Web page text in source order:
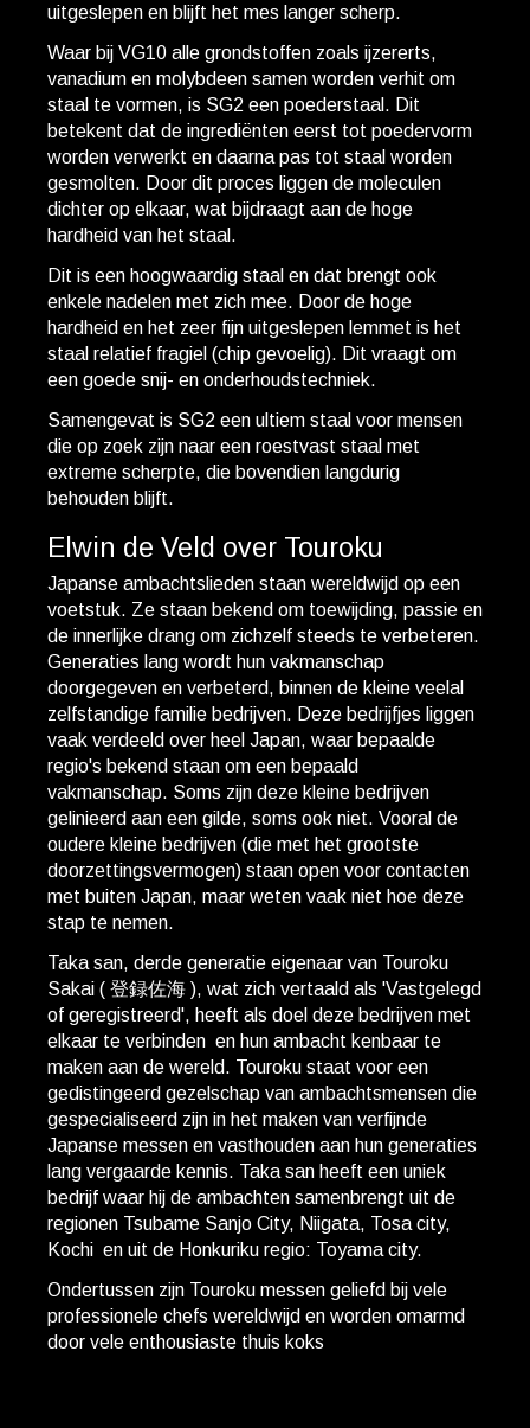
uitgeslepen en blijft het mes langer scherp.
Waar bij VG10 alle grondstoffen zoals ijzererts,
vanadium en molybdeen samen worden verhit om
staal te vormen, is SG2 een poederstaal. Dit
betekent dat de ingrediënten eerst tot poedervorm
worden verwerkt en daarna pas tot staal worden
gesmolten. Door dit proces liggen de moleculen
dichter op elkaar, wat bijdraagt aan de hoge
hardheid van het staal.
Dit is een hoogwaardig staal en dat brengt ook
enkele nadelen met zich mee. Door de hoge
hardheid en het zeer fijn uitgeslepen lemmet is het
staal relatief fragiel (chip gevoelig). Dit vraagt om
een goede snij- en onderhoudstechniek.
Samengevat is SG2 een ultiem staal voor mensen
die op zoek zijn naar een roestvast staal met
extreme scherpte, die bovendien langdurig
behouden blijft.
Elwin de Veld over Touroku
Japanse ambachtslieden staan wereldwijd op een
voetstuk. Ze staan bekend om toewijding, passie en
de innerlijke drang om zichzelf steeds te verbeteren.
Generaties lang wordt hun vakmanschap
doorgegeven en verbeterd, binnen de kleine veelal
zelfstandige familie bedrijven. Deze bedrijfjes liggen
vaak verdeeld over heel Japan, waar bepaalde
regio's bekend staan om een bepaald
vakmanschap. Soms zijn deze kleine bedrijven
gelinieerd aan een gilde, soms ook niet. Vooral de
oudere kleine bedrijven (die met het grootste
doorzettingsvermogen) staan open voor contacten
met buiten Japan, maar weten vaak niet hoe deze
stap te nemen.
Taka san, derde generatie eigenaar van Touroku
Sakai ( 登録佐海 ), wat zich vertaald als 'Vastgelegd
of geregistreerd', heeft als doel deze bedrijven met
elkaar te verbinden en hun ambacht kenbaar te
maken aan de wereld. Touroku staat voor een
gedistingeerd gezelschap van ambachtsmensen die
gespecialiseerd zijn in het maken van verfijnde
Japanse messen en vasthouden aan hun generaties
lang vergaarde kennis. Taka san heeft een uniek
bedrijf waar hij de ambachten samenbrengt uit de
regionen Tsubame Sanjo City, Niigata, Tosa city,
Kochi en uit de Honkuriku regio: Toyama city.
Ondertussen zijn Touroku messen geliefd bij vele
professionele chefs wereldwijd en worden omarmd
door vele enthousiaste thuis koks